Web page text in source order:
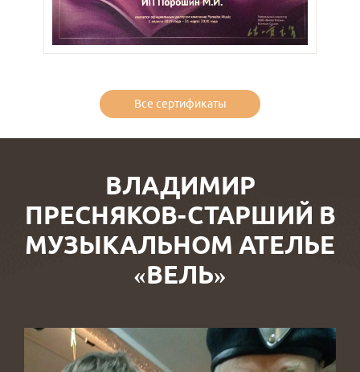
Все сертификаты
ВЛАДИМИР
ПРЕСНЯКОВ-СТАРШИЙ В
МУЗЫКАЛЬНОМ АТЕЛЬЕ
«ВЕЛЬ»